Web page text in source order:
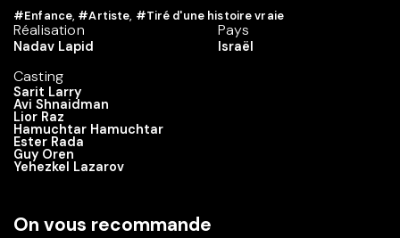
#Enfance, #Artiste, #Tiré d'une histoire vraie
Réalisation
Nadav Lapid
Casting
Sarit Larry
Avi Shnaidman
Lior Raz
Hamuchtar Hamuchtar
Ester Rada
Guy Oren
Yehezkel Lazarov
Pays
Israël
On vous recommande